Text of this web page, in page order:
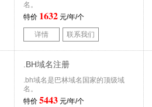
名。
特价 1632 元/年/个
详情 联系我们
.BH域名注册
.bh域名是巴林域名国家的顶级域
名。
特价 5443 元/年/个